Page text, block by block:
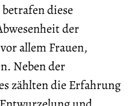
diese
der
allem Frauen,
Neben der
zählten die Erfahrung